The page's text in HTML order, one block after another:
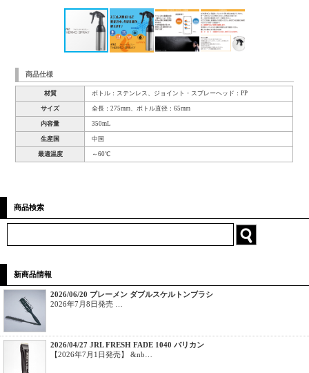
商品仕様
材質 ボトル：ステンレス、ジョイント・スプレーヘッド：PP
サイズ 全長：275mm、ボトル直径：65mm
内容量 350mL
生産国 中国
最適温度 ～60℃
商品検索
新商品情報
2026/06/20 ブレーメン ダブルスケルトンブラシ
2026年7月8日発売 …
2026/04/27 JRL FRESH FADE 1040 バリカン
【2026年7月1日発売】 &nb…